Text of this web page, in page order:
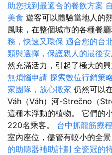
助您找到最適合的餐飲方案
美食 遊客可以體驗當地人的
風味，在整個城市的各種餐廳
務，快速又環保 適合您的台
類與選擇，保護親人的最後
然充滿活力，引起了極大的興
無煩惱申請 探索數位行銷策
家團隊，放心搬家 仍然可以
Váh（Váh）河-Strečno（
這種木浮動的植物。 它們的
220名乘客。 台中抓龍筋療程
室內座位，儘管有較小的全景
的助聽器補助計劃 全瓷冠的